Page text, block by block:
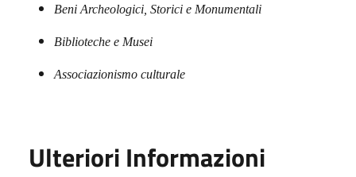
Beni Archeologici, Storici e Monumentali
Biblioteche e Musei
Associazionismo culturale
Ulteriori Informazioni